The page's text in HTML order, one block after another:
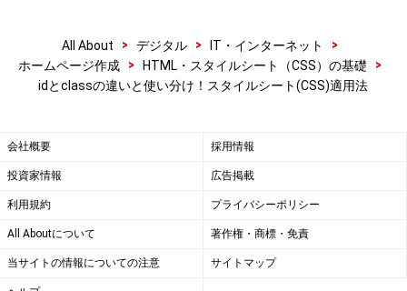
All About > デジタル > IT・インターネット
>
ホームページ作成
> HTML・スタイルシート（CSS）の基礎
>
idとclassの違いと使い分け！スタイルシート(CSS)適用法
会社概要 採用情報
投資家情報 広告掲載
利用規約 プライバシーポリシー
All Aboutについて 著作権・商標・免責
当サイトの情報についての注意 サイトマップ